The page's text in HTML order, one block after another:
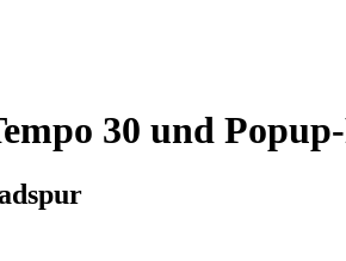
30 und